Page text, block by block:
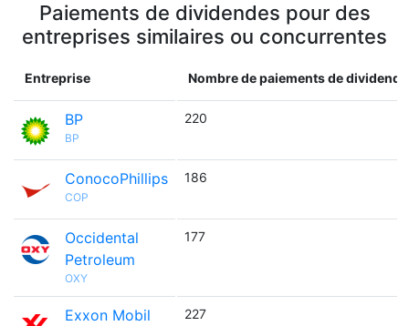
Paiements de dividendes pour des
entreprises similaires ou concurrentes
Entreprise Nombre de paiements de
BP
BP
220
ConocoPhillips
COP
186
Occidental
Petroleum
OXY
177
Exxon Mobil 227